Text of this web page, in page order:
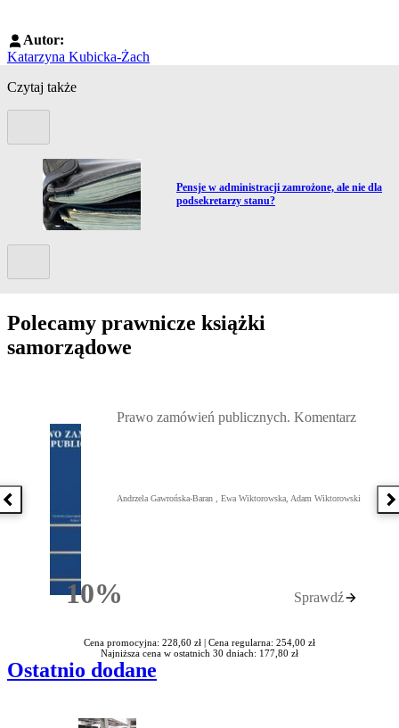
Autor:
Katarzyna Kubicka-Żach
Czytaj także
Przejdź do artykułu:
Pensje w administracji zamrożone, ale nie dla
podsekretarzy stanu?
Polecamy prawnicze książki
samorządowe
Poprzednia książka
10%Rabatu
Prawo zamówień publicznych. Komentarz
Andrzela Gawrońska-Baran , Ewa Wiktorowska, Adam Wiktorowski
Sprawdź
Cena promocyjna: 228,60 zł | Cena regularna: 254,00 zł
Najniższa cena w ostatnich 30 dniach: 177,80 zł
Ostatnio dodane